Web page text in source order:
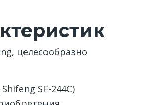
целесообразно
SF-244C)